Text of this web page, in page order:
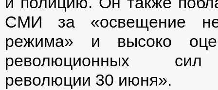
СМИ за «освещение
режима» и высоко
революционных
революции 30 июня».